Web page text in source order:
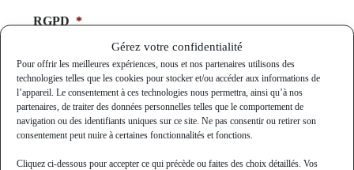
Gérez votre confidentialité
Pour offrir les meilleures expériences, nous et nos partenaires utilisons des
technologies telles que les cookies pour stocker et/ou accéder aux informations de
l’appareil. Le consentement à ces technologies nous permettra, ainsi qu’à nos
partenaires, de traiter des données personnelles telles que le comportement de
navigation ou des identifiants uniques sur ce site. Ne pas consentir ou retirer son
consentement peut nuire à certaines fonctionnalités et fonctions.
Cliquez ci-dessous pour accepter ce qui précède ou faites des choix détaillés. Vos
RGPD *
J’accepte la politique de confidentialité.